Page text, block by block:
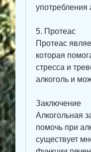
употребления
5. Протеас
Протеас
которая
стресса и
алкоголь и
Заключение
Алкогольная
помочь при
существует